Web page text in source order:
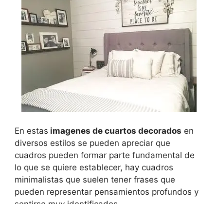
En estas imagenes de cuartos decorados en
diversos estilos se pueden apreciar que
cuadros pueden formar parte fundamental de
lo que se quiere establecer, hay cuadros
minimalistas que suelen tener frases que
pueden representar pensamientos profundos y